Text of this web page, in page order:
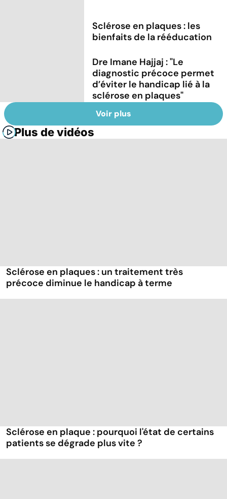
Sclérose en plaques : les
bienfaits de la rééducation
Dre Imane Hajjaj : "Le
diagnostic précoce permet
d’éviter le handicap lié à la
sclérose en plaques"
Voir plus
Plus de vidéos
Sclérose en plaques : un traitement très
précoce diminue le handicap à terme
Sclérose en plaque : pourquoi l'état de certains
patients se dégrade plus vite ?